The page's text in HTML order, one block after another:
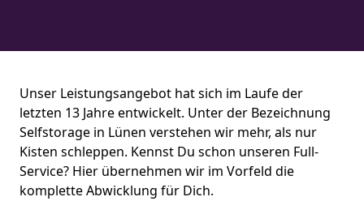
Unser Leistungsangebot hat sich im Laufe der
letzten 13 Jahre entwickelt. Unter der Bezeichnung
Selfstorage in Lünen verstehen wir mehr, als nur
Kisten schleppen. Kennst Du schon unseren Full-
Service? Hier übernehmen wir im Vorfeld die
komplette Abwicklung für Dich.